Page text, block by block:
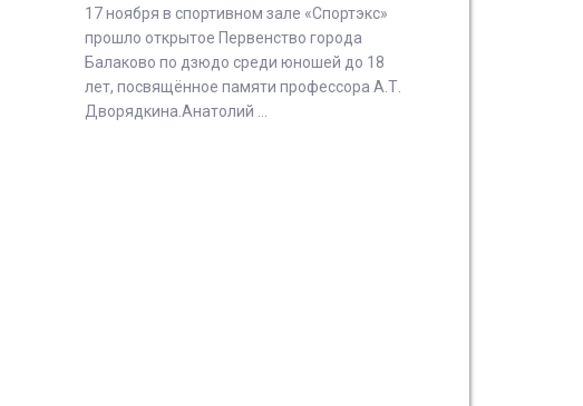
17 ноября в спортивном зале «Спортэкс»
прошло открытое Первенство города
Балаково по дзюдо среди юношей до 18
лет, посвящённое памяти профессора А.Т.
Дворядкина.Анатолий ...